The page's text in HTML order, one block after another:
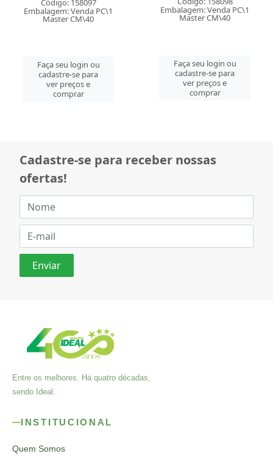
Código: 158097
Embalagem: Venda PC\1
Master CM\40
Faça seu login ou
cadastre-se para
ver preços e
comprar
Embalagem: Venda PC\1
Master CM\40
Faça seu login ou
cadastre-se para
ver preços e
comprar
Cadastre-se para receber nossas
ofertas!
Entre os melhores. Há quatro décadas,
sendo Ideal.
INSTITUCIONAL
Quem Somos